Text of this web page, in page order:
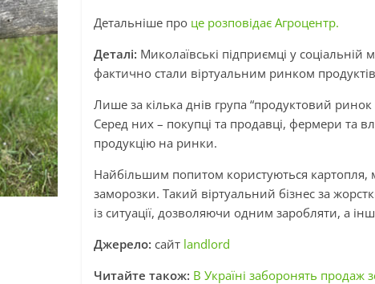
Детальніше про це розповідає Агроцентр.
Деталі: Миколаївські підприємці у соціальній
фактично стали віртуальним ринком
Лише за кілька днів група “продуктовий
Серед них – покупці та продавці, фермери та
продукцію на ринки.
Найбільшим попитом користуються картопля,
заморозки. Такий віртуальний бізнес за
із ситуації, дозволяючи одним заробляти, а
Джерело: сайт landlord
Читайте також: В Україні заборонять продаж